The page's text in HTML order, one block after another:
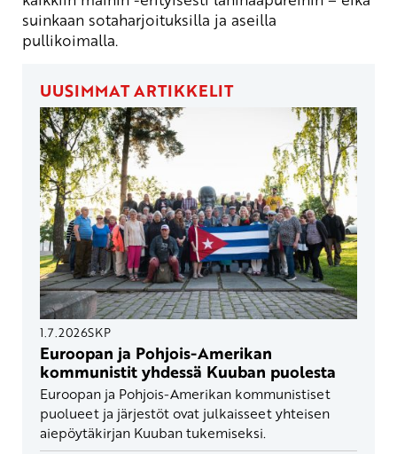
suinkaan sotaharjoituksilla ja aseilla
pullikoimalla.
UUSIMMAT ARTIKKELIT
1.7.2026SKP
Euroopan ja Pohjois-Amerikan
kommunistit yhdessä Kuuban puolesta
Euroopan ja Pohjois-Amerikan kommunistiset
puolueet ja järjestöt ovat julkaisseet yhteisen
aiepöytäkirjan Kuuban tukemiseksi.